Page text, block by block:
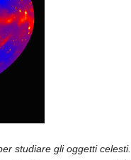
studiare gli oggetti